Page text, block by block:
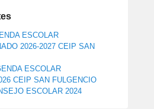
ESCOLAR
2026-2027 CEIP SAN
ESCOLAR
CEIP SAN FULGENCIO
ESCOLAR 2024